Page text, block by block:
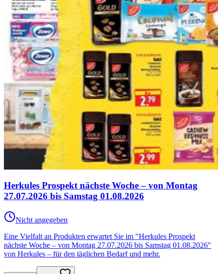
Herkules Prospekt nächste Woche – von Montag
27.07.2026 bis Samstag 01.08.2026
Nicht angegeben
Eine Vielfalt an Produkten erwartet Sie im "Herkules Prospekt
nächste Woche – von Montag 27.07.2026 bis Samstag 01.08.2026"
von Herkules – für den täglichen Bedarf und mehr.